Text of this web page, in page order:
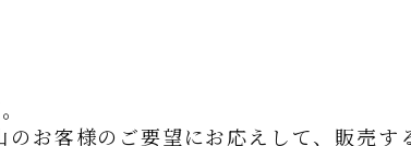
のお客様のご要望にお応えして、販売す